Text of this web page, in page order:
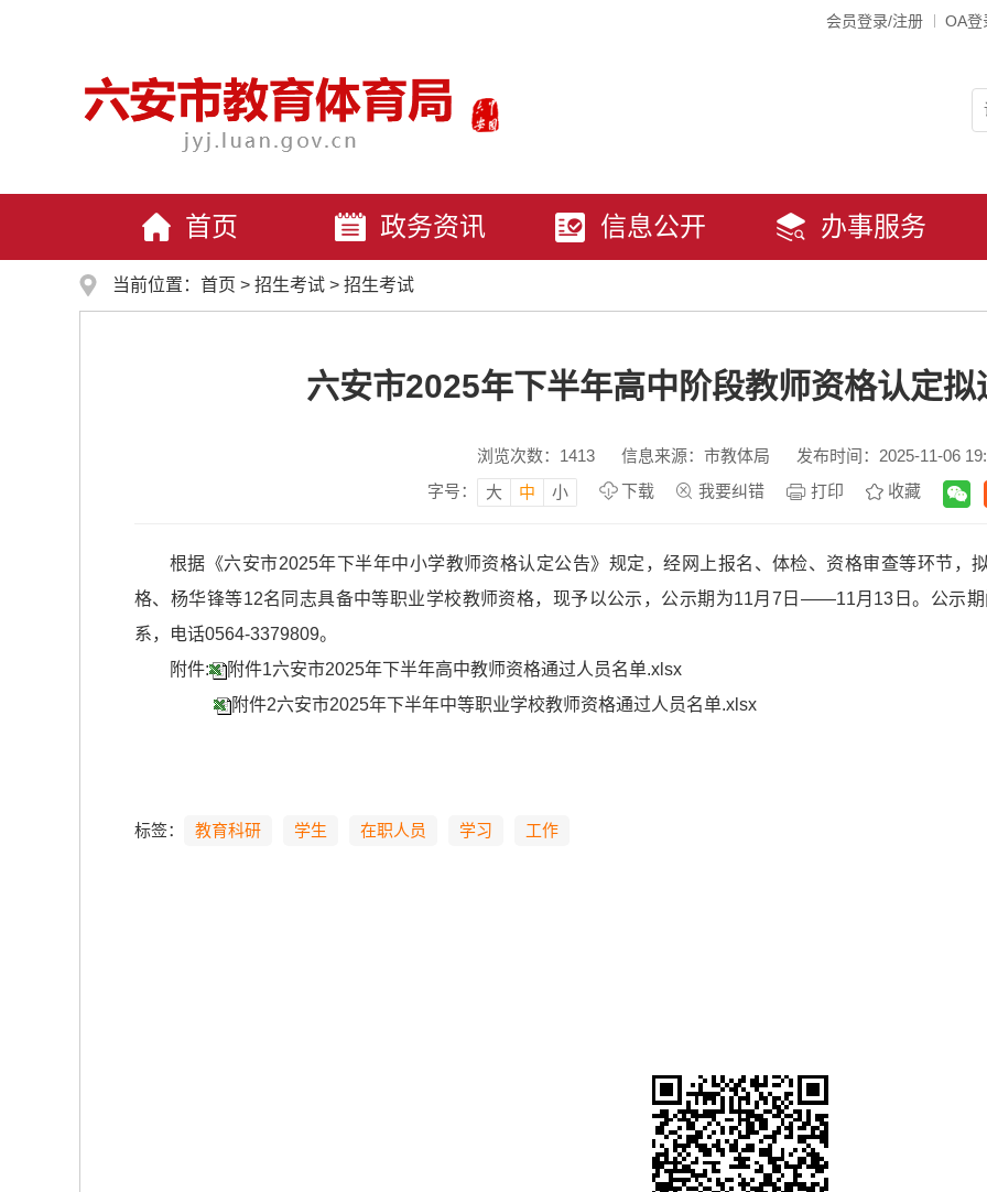
会员登录/注册 OA登
首页 政务资讯 信息公开 办事服务
当前位置： 首页 > 招生考试 > 招生考试
六安市2025年下半年高中阶段教师资格认定
浏览次数： 1413 信息来源：市教体局
发布时间：2025-11-06
字号：
大 中 小 下载 我要纠错 打印 收藏
根据《六安市2025年下半年中小学教师资格认定公告》规定，经网上报名、体检、资格审查等环节，
格、杨华锋等12名同志具备中等职业学校教师资格，现予以公示，公示期为11月7日——11月13日。公示
系，电话0564-3379809。
附件:
附件1六安市2025年下半年高中教师资格通过人员名单.xlsx
附件2六安市2025年下半年中等职业学校教师资格通过人员名单.xlsx
标签： 教育科研 学生 在职人员 学习 工作